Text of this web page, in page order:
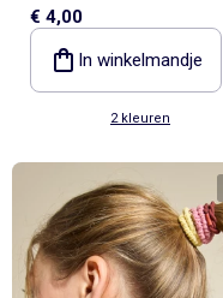
(ekstract)
€ 4,00
In winkelmandje
2 kleuren